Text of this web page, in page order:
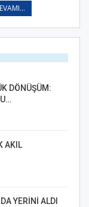
DÖNÜŞÜM:
AKIL
YERİNİ ALDI